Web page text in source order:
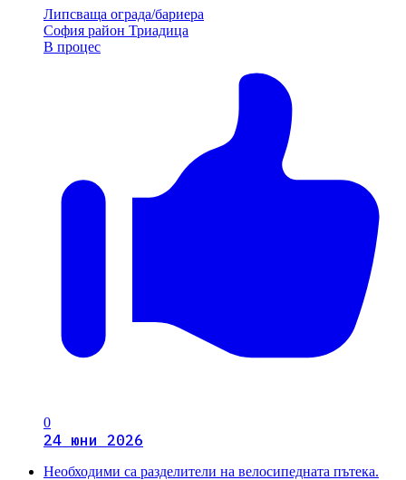
Липсваща ограда/бариера
София район Триадица
В процес
0
24 юни 2026
Необходими са разделители на велосипедната пътека.